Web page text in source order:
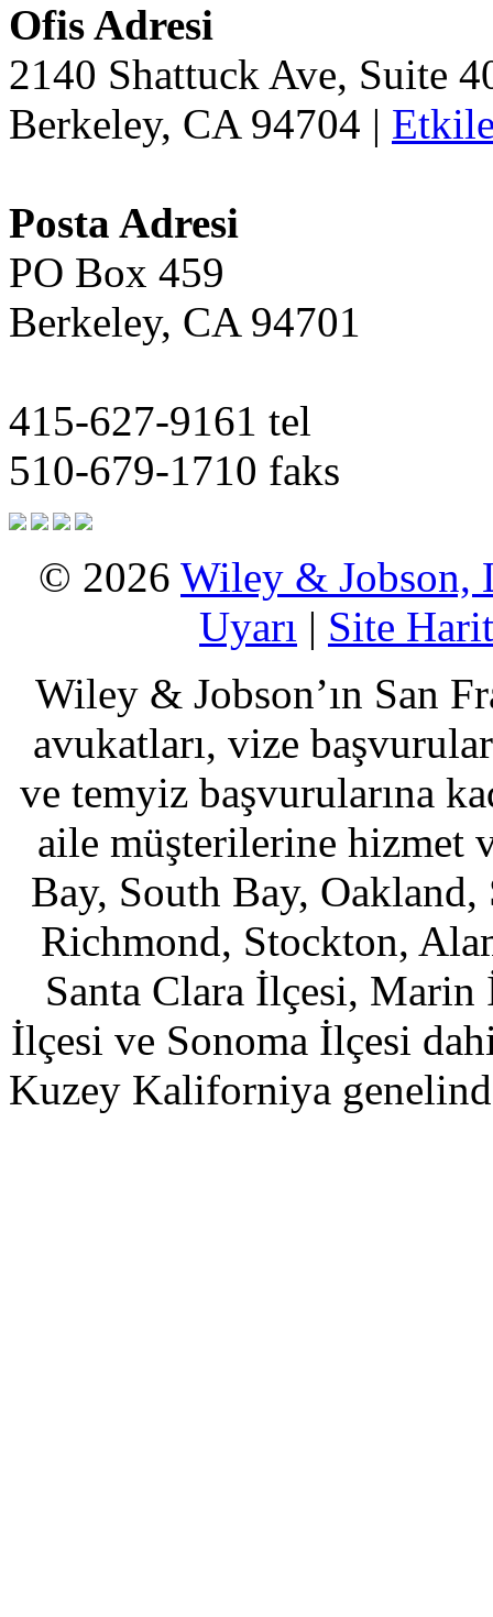
Ofis Adresi
2140 Shattuck Ave, Suite
Berkeley, CA 94704 |
Posta Adresi
PO Box 459
Berkeley, CA 94701
415-627-9161 tel
510-679-1710 faks
© 2026 Wiley & Jobson,
Uyarı | Site
Wiley & Jobson’ın San
avukatları, vize
ve temyiz başvurularına
aile müşterilerine hizmet
Bay, South Bay, Oakland,
Richmond, Stockton,
Santa Clara İlçesi,
İlçesi ve Sonoma İlçesi
Kuzey Kaliforniya